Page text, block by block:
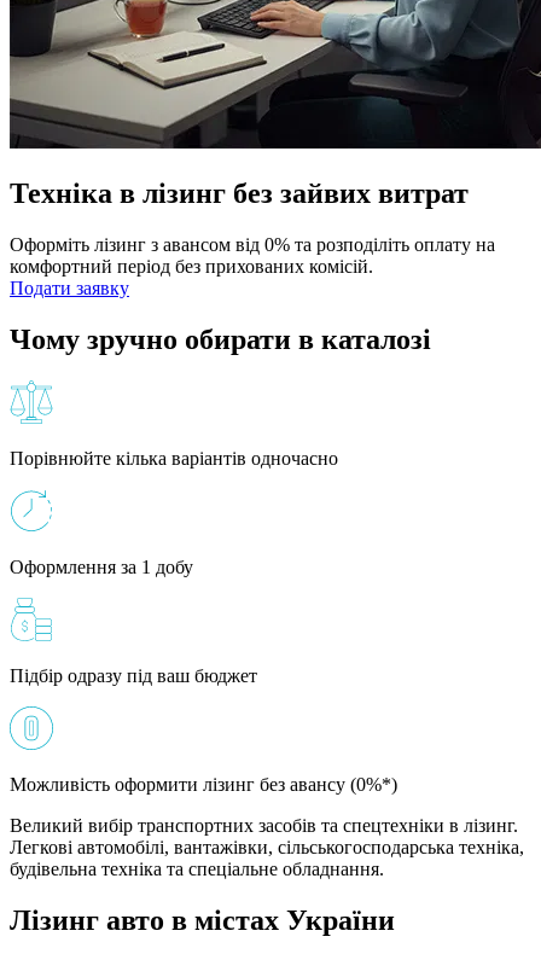
Техніка в лізинг без зайвих витрат
Оформіть лізинг з авансом від 0% та розподіліть оплату на
комфортний період без прихованих комісій.
Подати заявку
Чому зручно обирати в каталозі
Порівнюйте кілька варіантів одночасно
Оформлення за 1 добу
Підбір одразу під ваш бюджет
Можливість оформити лізинг без авансу (0%*)
Великий вибір транспортних засобів та спецтехніки в лізинг.
Легкові автомобілі, вантажівки, сільськогосподарська техніка,
будівельна техніка та спеціальне обладнання.
Лізинг авто в містах України